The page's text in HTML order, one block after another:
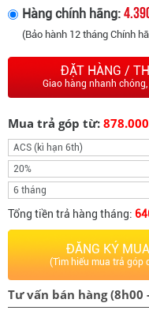
Hàng chính hãng:
(Bảo hành 12 tháng Chính
ĐẶT HÀNG /
Giao hàng nhanh
Mua trả góp từ: 878.000
Tổng tiền trả hàng tháng:
ĐĂNG KÝ
(Tìm hiểu mua trả góp
Tư vấn bán hàng (8h00